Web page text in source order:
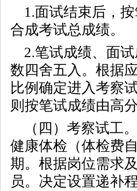
1.面试结束后，
合成考试总成绩。
2.笔试成绩、面
数四舍五入。根据
比例确定进入考察
则按笔试成绩由高
（四）考察试工
健康体检（体检费
期。根据岗位需求
员。决定设置递补